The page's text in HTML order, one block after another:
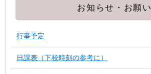
お知らせ・お願い
行事予定
日課表（下校時刻の参考に）